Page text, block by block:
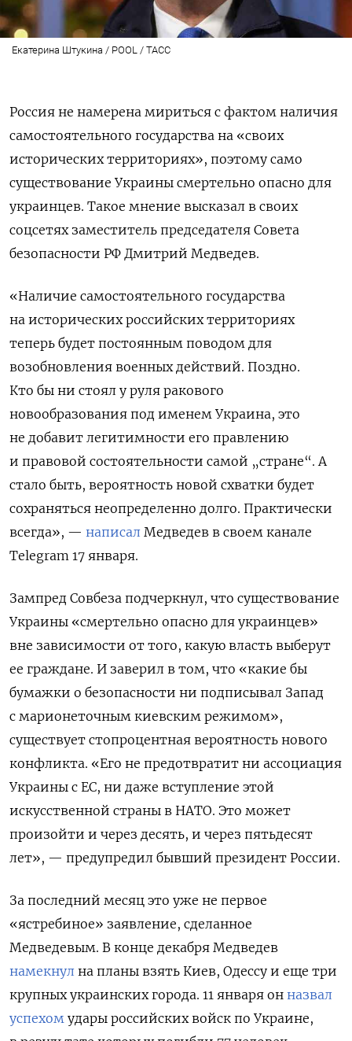
Екатерина Штукина / POOL / ТАСС
Россия не намерена мириться с фактом наличия
самостоятельного государства на «своих
исторических территориях», поэтому само
существование Украины смертельно опасно для
украинцев. Такое мнение высказал в своих
соцсетях заместитель председателя Совета
безопасности РФ Дмитрий Медведев.
«Наличие самостоятельного государства
на исторических российских территориях
теперь будет постоянным поводом для
возобновления военных действий. Поздно.
Кто бы ни стоял у руля ракового
новообразования под именем Украина, это
не добавит легитимности его правлению
и правовой состоятельности самой „стране“. А
стало быть, вероятность новой схватки будет
сохраняться неопределенно долго. Практически
всегда», — написал Медведев в своем канале
Telegram 17 января.
Зампред Совбеза подчеркнул, что существование
Украины «смертельно опасно для украинцев»
вне зависимости от того, какую власть выберут
ее граждане. И заверил в том, что «какие бы
бумажки о безопасности ни подписывал Запад
с марионеточным киевским режимом»,
существует стопроцентная вероятность нового
конфликта. «Его не предотвратит ни ассоциация
Украины с ЕС, ни даже вступление этой
искусственной страны в НАТО. Это может
произойти и через десять, и через пятьдесят
лет», — предупредил бывший президент России.
За последний месяц это уже не первое
«ястребиное» заявление, сделанное
Медведевым. В конце декабря Медведев
намекнул на планы взять Киев, Одессу и еще три
крупных украинских города. 11 января он назвал
успехом удары российских войск по Украине,